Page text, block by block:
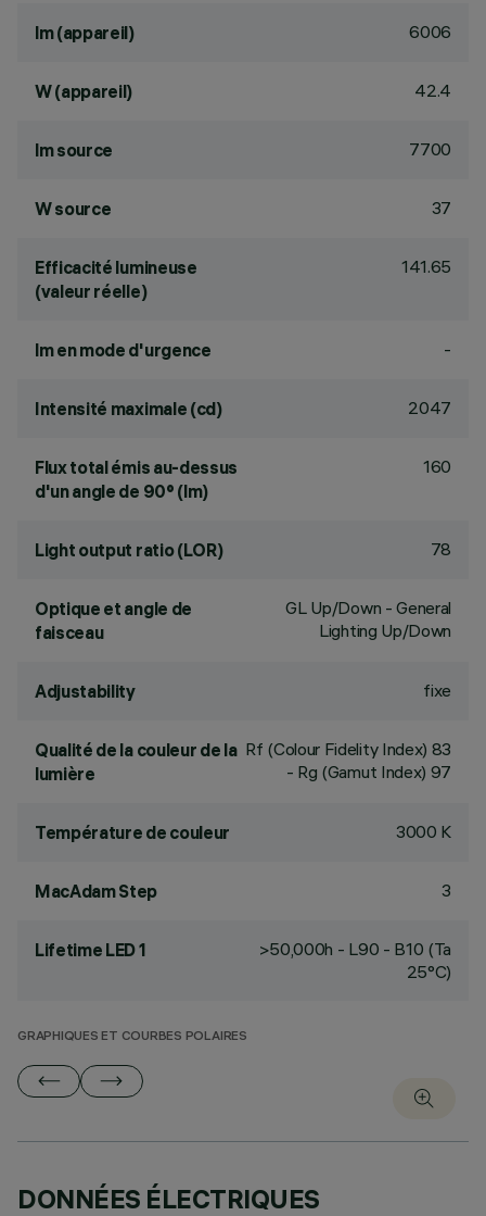
lm (appareil) 6006
W (appareil) 42.4
lm source 7700
W source 37
Efficacité lumineuse
(valeur réelle)
141.65
lm en mode d'urgence -
Intensité maximale (cd) 2047
Flux total émis au-dessus
d'un angle de 90° (lm)
160
Light output ratio (LOR) 78
Optique et angle de
faisceau
GL Up/Down - General
Lighting Up/Down
Adjustability fixe
Qualité de la couleur de la
lumière
Rf (Colour Fidelity Index) 83
- Rg (Gamut Index) 97
Température de couleur 3000 K
MacAdam Step 3
Lifetime LED 1
>50,000h - L90 - B10 (Ta
25°C)
GRAPHIQUES ET COURBES POLAIRES
DONNÉES ÉLECTRIQUES